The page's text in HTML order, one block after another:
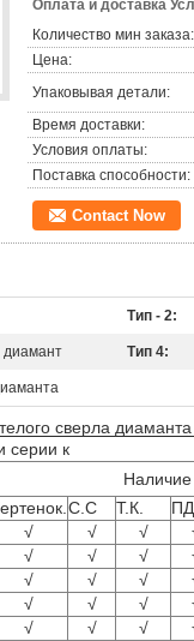
Оплата и доставка
Количество мин заказа:
Цена:
Упаковывая детали:
Время доставки:
Условия оплаты:
Поставка способности:
Contact Now
Тип - 2:
диамант Тип 4:
сверла
серии к
Наличие
С.С Т.К.
√ √ √
√ √ √
√ √ √
√ √ √
√ √ √